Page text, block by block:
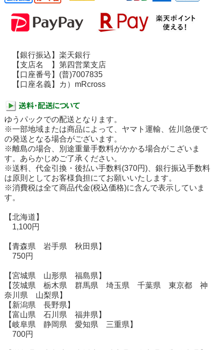
【銀行振込】楽天銀行
【支店名 】第四営業支店
【口座番号】(普)7007835
【口座名義】カ）mRcross
ゆうパックでの配送となります。
※一部地域または商品によって、ヤマト運輸、佐川急便で
の発送となる場合がございます。
※離島の場合、別途重量手数料がかかる場合がこざいま
す。あらかじめご了承ください。
※送料、代金引換・後払い手数料(370円)、銀行振込手数料
は原則としてお客様負担にてお願いいたします。
※消費税は全て商品代金(税込価格)に含んで表示していま
す。
【北海道】
1,100円
【青森県 岩手県 秋田県】
750円
【宮城県 山形県 福島県】
【茨城県 栃木県 群馬県 埼玉県 千葉県 東京都 神
奈川県 山梨県】
【新潟県 長野県】
【富山県 石川県 福井県】
【岐阜県 静岡県 愛知県 三重県】
700円